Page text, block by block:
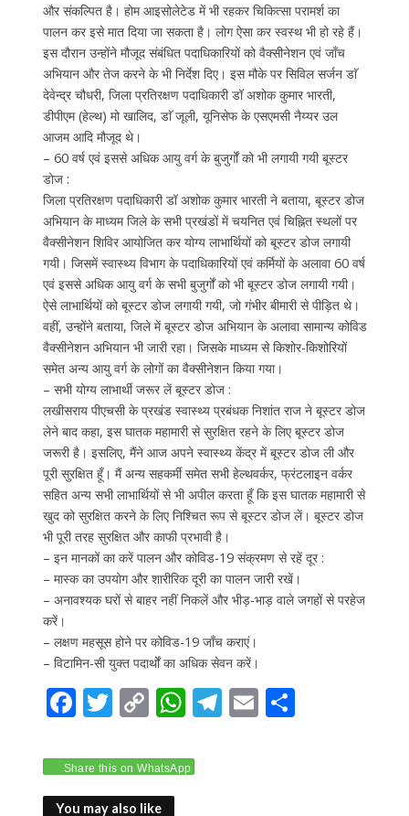
और संकल्पित है। होम आइसोलेटेड में भी रहकर चिकित्सा परामर्श का
पालन कर इसे मात दिया जा सकता है। लोग ऐसा कर स्वस्थ भी हो रहे हैं।
इस दौरान उन्होंने मौजूद संबंधित पदाधिकारियों को वैक्सीनेशन एवं जाँच
अभियान और तेज करने के भी निर्देश दिए। इस मौके पर सिविल सर्जन डाॅ
देवेन्द्र चौधरी, जिला प्रतिरक्षण पदाधिकारी डॉ अशोक कुमार भारती,
डीपीएम (हेल्थ) मो खालिद, डाॅ जूली, यूनिसेफ के एसएमसी नैय्यर उल
आजम आदि मौजूद थे।
– 60 वर्ष एवं इससे अधिक आयु वर्ग के बुजुर्गों को भी लगायी गयी बूस्टर
डोज :
जिला प्रतिरक्षण पदाधिकारी डॉ अशोक कुमार भारती ने बताया, बूस्टर डोज
अभियान के माध्यम जिले के सभी प्रखंडों में चयनित एवं चिह्नित स्थलों पर
वैक्सीनेशन शिविर आयोजित कर योग्य लाभार्थियों को बूस्टर डोज लगायी
गयी। जिसमें स्वास्थ्य विभाग के पदाधिकारियों एवं कर्मियों के अलावा 60 वर्ष
एवं इससे अधिक आयु वर्ग के सभी बुजुर्गों को भी बूस्टर डोज लगायी गयी।
ऐसे लाभार्थियों को बूस्टर डोज लगायी गयी, जो गंभीर बीमारी से पीड़ित थे।
वहीं, उन्होंने बताया, जिले में बूस्टर डोज अभियान के अलावा सामान्य कोविड
वैक्सीनेशन अभियान भी जारी रहा। जिसके माध्यम से किशोर-किशोरियों
समेत अन्य आयु वर्ग के लोगों का वैक्सीनेशन किया गया।
– सभी योग्य लाभार्थी जरूर लें बूस्टर डोज :
लखीसराय पीएचसी के प्रखंड स्वास्थ्य प्रबंधक निशांत राज ने बूस्टर डोज
लेने बाद कहा, इस घातक महामारी से सुरक्षित रहने के लिए बूस्टर डोज
जरूरी है। इसलिए, मैंने आज अपने स्वास्थ्य केंद्र में बूस्टर डोज ली और
पूरी सुरक्षित हूँ। मैं अन्य सहकर्मी समेत सभी हेल्थवर्कर, फ्रंटलाइन वर्कर
सहित अन्य सभी लाभार्थियों से भी अपील करता हूँ कि इस घातक महामारी से
खुद को सुरक्षित करने के लिए निश्चित रूप से बूस्टर डोज लें। बूस्टर डोज
भी पूरी तरह सुरक्षित और काफी प्रभावी है।
– इन मानकों का करें पालन और कोविड-19 संक्रमण से रहें दूर :
– मास्क का उपयोग और शारीरिक दूरी का पालन जारी रखें।
– अनावश्यक घरों से बाहर नहीं निकलें और भीड़-भाड़ वाले जगहों से परहेज
करें।
– लक्षण महसूस होने पर कोविड-19 जाँच कराएं।
– विटामिन-सी युक्त पदार्थों का अधिक सेवन करें।
F
e
b
T
itt
er
C
p
y
W
at
T E S
Share this on WhatsApp
You may also like